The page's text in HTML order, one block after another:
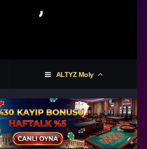
ALTYZ Moly